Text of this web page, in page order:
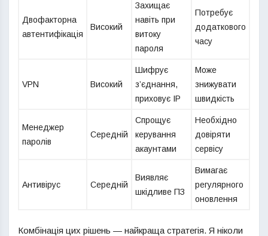
Двофакторна
автентифікація
Високий
Захищає
навіть при
витоку
пароля
Потребує
додаткового
часу
VPN Високий
Шифрує
з’єднання,
приховує IP
Може
знижувати
швидкість
Менеджер
паролів
Середній
Спрощує
керування
акаунтами
Необхідно
довіряти
сервісу
Антивірус Середній
Виявляє
шкідливе ПЗ
Вимагає
регулярного
оновлення
Комбінація цих рішень — найкраща стратегія. Я ніколи